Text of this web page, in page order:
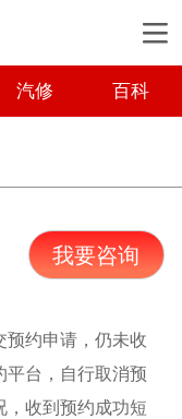
汽修 百科
我要咨询
预约申请，仍未收
平台，自行取消预
，收到预约成功短